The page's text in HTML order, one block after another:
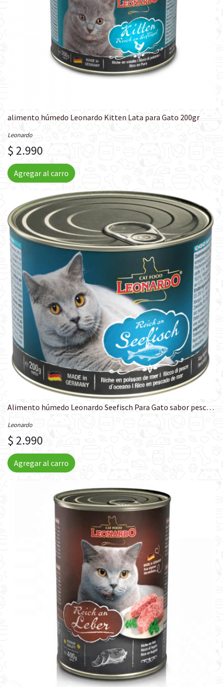
alimento húmedo Leonardo Kitten Lata para Gato 200gr
Leonardo
$ 2.990
Agregar al carro
Alimento húmedo Leonardo Seefisch Para Gato sabor pescado 200 gr
Leonardo
$ 2.990
Agregar al carro